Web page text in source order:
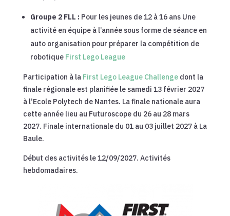
Groupe 2 FLL : Pour les jeunes de 12 à 16 ans Une
activité en équipe à l’année sous forme de séance en
auto organisation pour préparer la compétition de
robotique First Lego League
Participation à la First Lego League Challengedont la
finale régionale est planifiée le samedi 13 février 2027
à l’Ecole Polytech de Nantes. La finale nationale aura
cette année lieu au Futuroscope du 26 au 28 mars
2027. Finale internationale du 01 au 03 juillet 2027 à La
Baule.
Début des activités le 12/09/2027. Activités
hebdomadaires.